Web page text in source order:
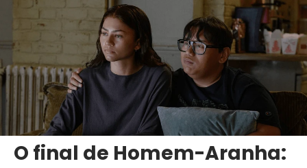
O final de Homem-Aranha: